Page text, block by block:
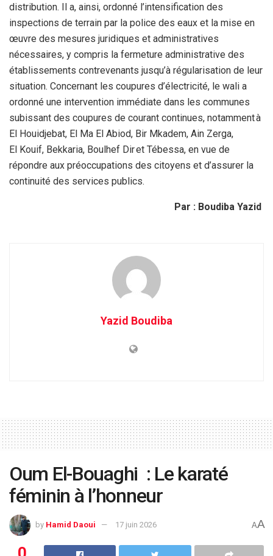
distribution. Il a, ainsi, ordonné l’intensification des
inspections de terrain par la police des eaux et la mise en
œuvre des mesures juridiques et administratives
nécessaires, y compris la fermeture administrative des
établissements contrevenants jusqu’à régularisation de leur
situation. Concernant les coupures d’électricité, le wali a
ordonné une intervention immédiate dans les communes
subissant des coupures de courant continues, notamment à
El Houidjebat, El Ma El Abiod, Bir Mkadem, Ain Zerga,
El Kouif, Bekkaria, Boulhef Dir et Tébessa, en vue de
répondre aux préoccupations des citoyens et d’assurer la
continuité des services publics.
Par : Boudiba Yazid
Yazid Boudiba
Oum El-Bouaghi : Le karaté
féminin à l’honneur
by Hamid Daoui 17 juin 2026 AA